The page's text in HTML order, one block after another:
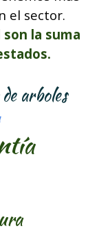
el sector.
la suma
arboles